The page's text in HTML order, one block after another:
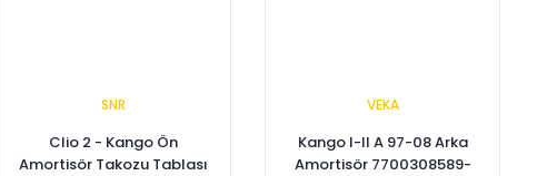
SNR
Clio 2 - Kango Ön
Amortisör Takozu Tablası
VEKA
Kango I-II A 97-08 Arka
Amortisör 7700308589-